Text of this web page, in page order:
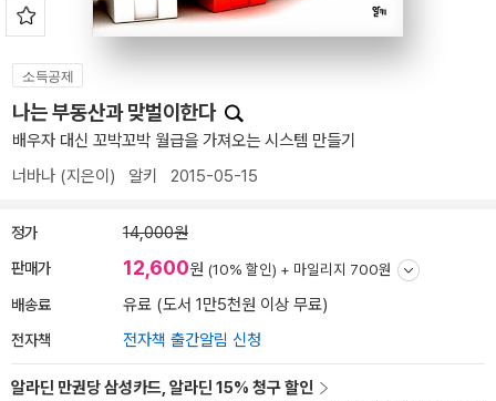
소득공제
나는 부동산과 맞벌이한다
배우자 대신 꼬박꼬박 월급을 가져오는 시스템 만들기
너바나 (지은이) 알키 2015-05-15
정가 14,000원
판매가 12,600원 (10% 할인) + 마일리지 700원
배송료 유료 (도서 1만5천원 이상 무료)
전자책 전자책 출간알림 신청
알라딘 만권당 삼성카드, 알라딘 15% 청구 할인